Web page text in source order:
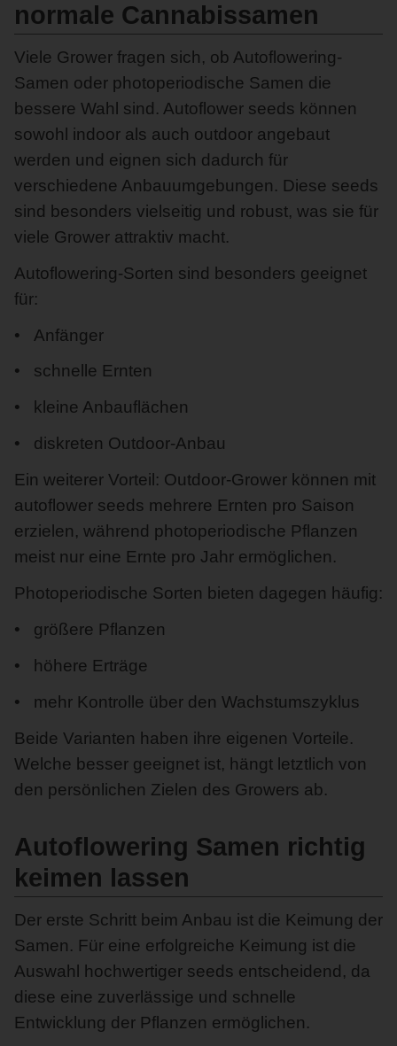
normale Cannabissamen
Viele Grower fragen sich, ob Autoflowering-
Samen oder photoperiodische Samen die
bessere Wahl sind. Autoflower seeds können
sowohl indoor als auch outdoor angebaut
werden und eignen sich dadurch für
verschiedene Anbauumgebungen. Diese seeds
sind besonders vielseitig und robust, was sie für
viele Grower attraktiv macht.
Autoflowering-Sorten sind besonders geeignet
für:
Anfänger
schnelle Ernten
kleine Anbauflächen
diskreten Outdoor-Anbau
Ein weiterer Vorteil: Outdoor-Grower können mit
autoflower seeds mehrere Ernten pro Saison
erzielen, während photoperiodische Pflanzen
meist nur eine Ernte pro Jahr ermöglichen.
Photoperiodische Sorten bieten dagegen häufig:
größere Pflanzen
höhere Erträge
mehr Kontrolle über den Wachstumszyklus
Beide Varianten haben ihre eigenen Vorteile.
Welche besser geeignet ist, hängt letztlich von
den persönlichen Zielen des Growers ab.
Autoflowering Samen richtig
keimen lassen
Der erste Schritt beim Anbau ist die Keimung der
Samen. Für eine erfolgreiche Keimung ist die
Auswahl hochwertiger seeds entscheidend, da
diese eine zuverlässige und schnelle
Entwicklung der Pflanzen ermöglichen.